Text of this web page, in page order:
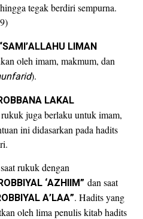
tegak berdiri sempurna.
LIMAN
oleh imam, makmum, dan
).
LAKAL
juga berlaku untuk imam,
ini didasarkan pada hadits
rukuk dengan
‘AZHIIM” dan saat
A’LAA”. Hadits yang
oleh lima penulis kitab hadits